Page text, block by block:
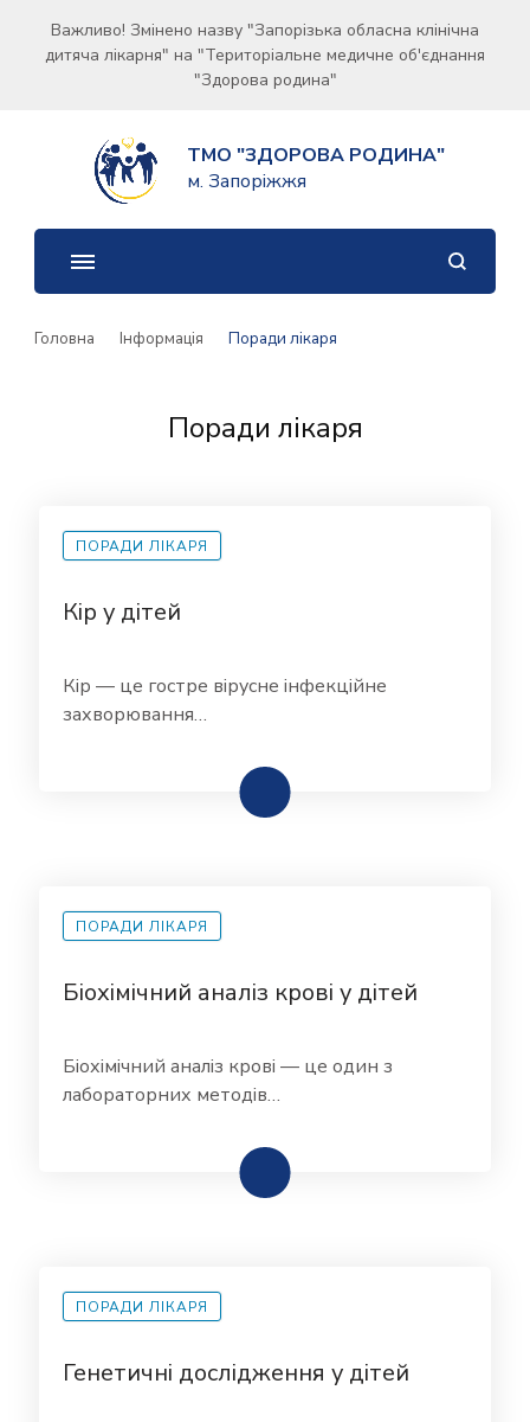
Важливо! Змінено назву "Запорізька обласна клінічна
дитяча лікарня" на "Територіальне медичне об'єднання
"Здорова родина"
ТМО "ЗДОРОВА РОДИНА"
м. Запоріжжя
Головна Інформація Поради лікаря
Поради лікаря
ПОРАДИ ЛІКАРЯ
Кір у дітей
Кір — це гостре вірусне інфекційне
захворювання…
ПОРАДИ ЛІКАРЯ
Біохімічний аналіз крові у дітей
Біохімічний аналіз крові — це один з
лабораторних методів…
ПОРАДИ ЛІКАРЯ
Генетичні дослідження у дітей